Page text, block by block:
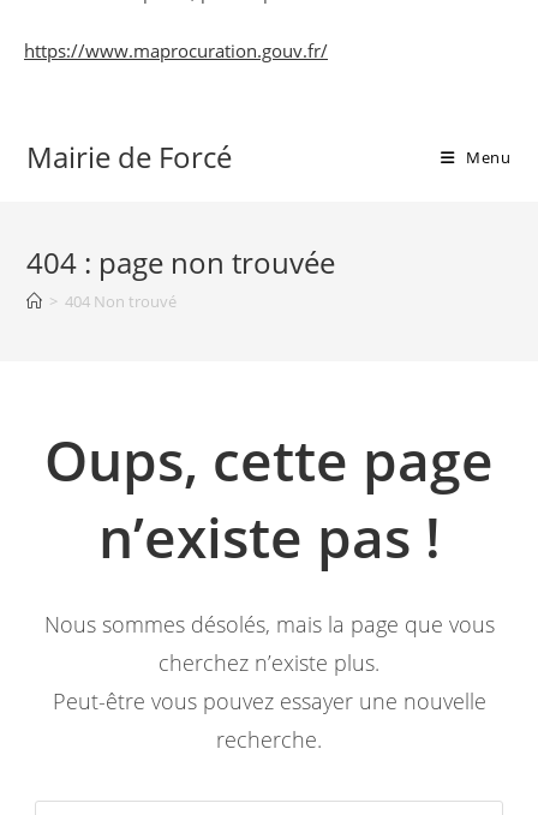
https://www.maprocuration.gouv.fr/